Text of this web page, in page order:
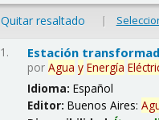
Quitar resaltado |
1. Estación
porAgua y Energía
Idioma:Español
Editor:Buenos Aires: